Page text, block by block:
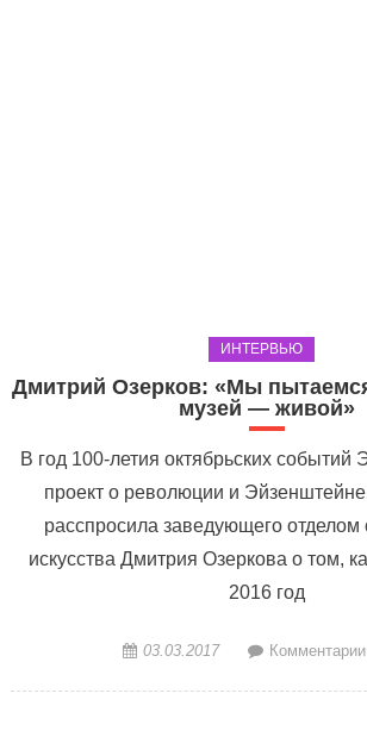
ИНТЕРВЬЮ
Дмитрий Озерков: «Мы
музей — живой»
В год 100-летия октябрьских событий
проект о революции и
расспросила заведующего отделом
искусства Дмитрия Озеркова о том,
2016 год
03.03.2017